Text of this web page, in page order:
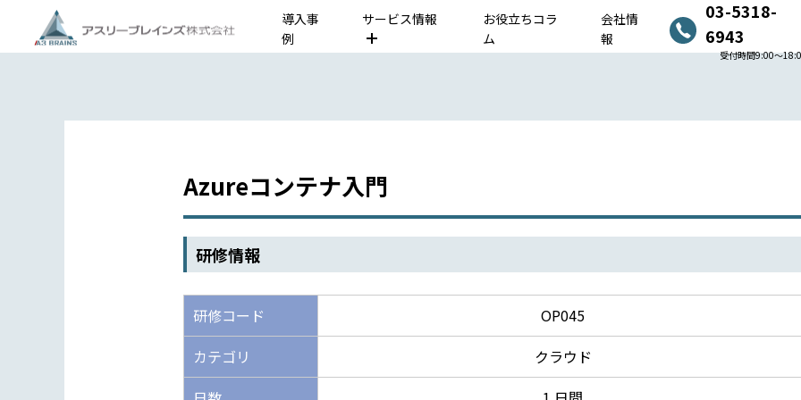
導入事
例
サービス情報
お役立ちコラ
ム
会社情
報
03-5318-
6943
受付時間9:00〜
Azureコンテナ入門
研修情報
研修コード
OP045
カテゴリ
クラウド